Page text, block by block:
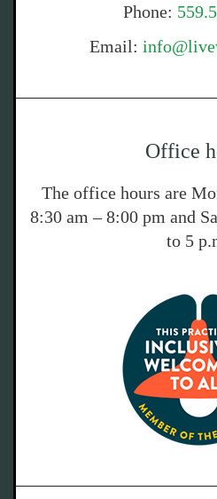
Phone:
Email:
Office
The office hours are
8:30 am – 8:00 pm and
to 5